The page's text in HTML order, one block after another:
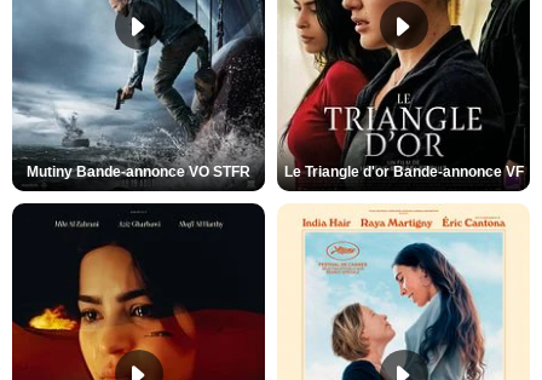
Mutiny Bande-annonce VO STFR Le Triangle d'or Bande-annonce VF